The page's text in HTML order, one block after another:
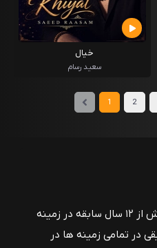
خیال
سعید رسام
1 2
سایت و گروه میفا موزیک با بیش از ۱۲ سال سابقه در زمینه
در تمامی زمینه ها در